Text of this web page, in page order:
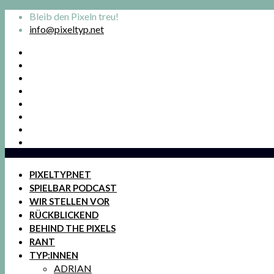
Bleib den Pixeln treu!
info@pixeltyp.net
PIXELTYP.NET
SPIELBAR PODCAST
WIR STELLEN VOR
RÜCKBLICKEND
BEHIND THE PIXELS
RANT
TYP:INNEN
ADRIAN